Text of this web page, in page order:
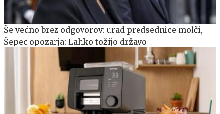
Še vedno brez odgovorov: urad predsednice molči,
Šepec opozarja: Lahko tožijo državo